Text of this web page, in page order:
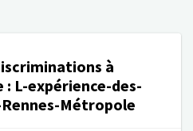
à
: L-expérience-des-
Métropole